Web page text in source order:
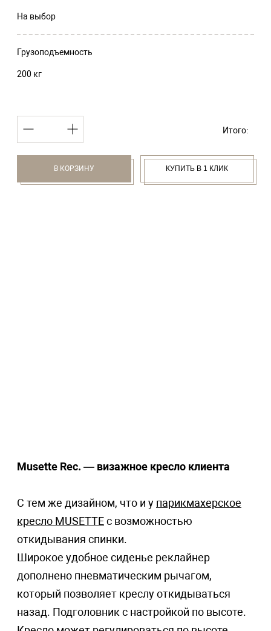
На выбор
Грузоподъемность
200 кг
Итого:
В КОРЗИНУ КУПИТЬ В 1 КЛИК
Musette Rec. — визажное кресло клиента
С тем же дизайном, что и у парикмахерское
кресло MUSETTEс возможностью
откидывания спинки.
Широкое удобное сиденье реклайнер
дополнено пневматическим рычагом,
который позволяет креслу откидываться
назад. Подголовник с настройкой по высоте.